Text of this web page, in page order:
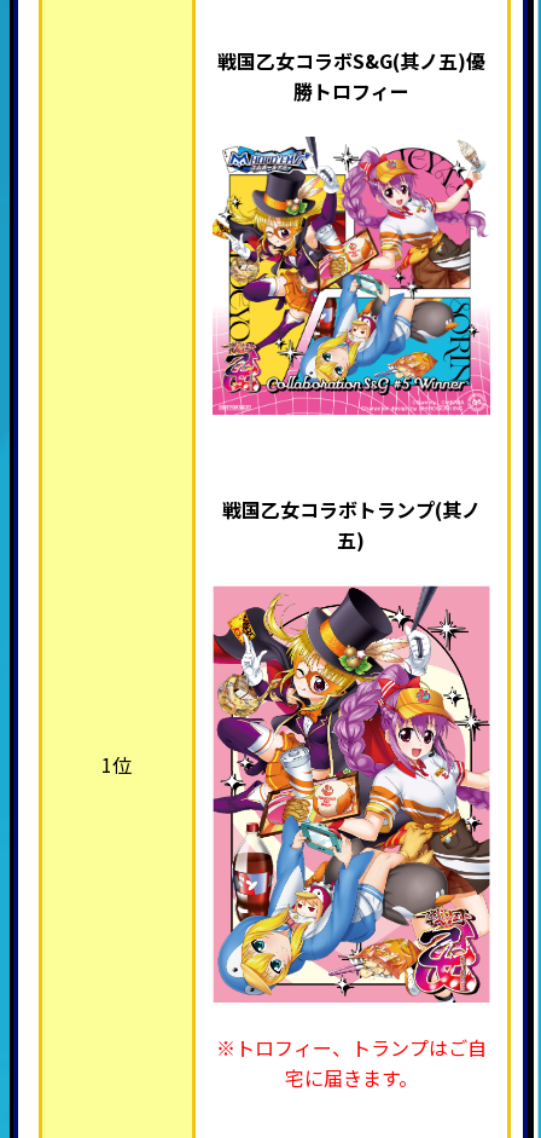
1位
戦国乙女コラボS&G(其ノ五)優
勝トロフィー
戦国乙女コラボトランプ(其ノ
五)
※トロフィー、トランプはご自
宅に届きます。